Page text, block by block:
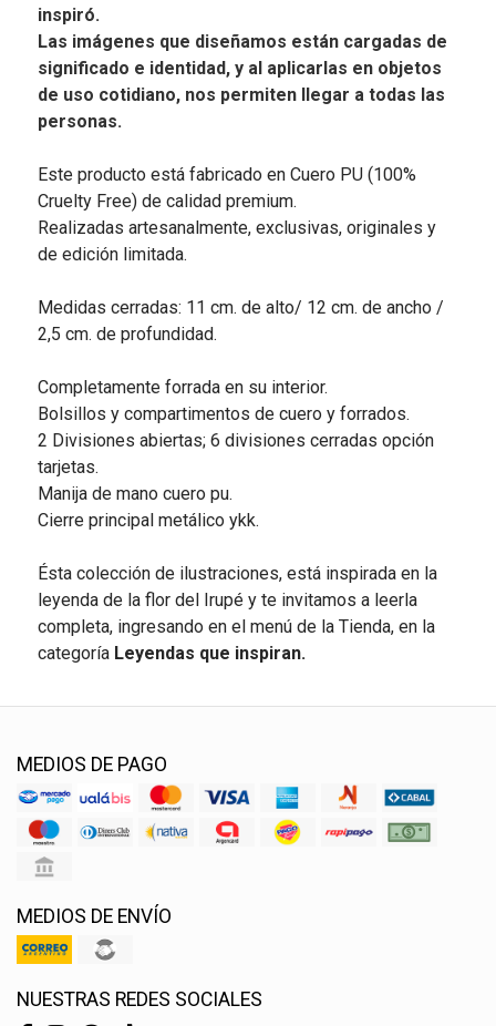
inspiró.
Las imágenes que diseñamos están cargadas de
significado e identidad, y al aplicarlas en objetos
de uso cotidiano, nos permiten llegar a todas las
personas.
Este producto está fabricado en Cuero PU (100%
Cruelty Free) de calidad premium.
Realizadas artesanalmente, exclusivas, originales y
de edición limitada.
Medidas cerradas: 11 cm. de alto/ 12 cm. de ancho /
2,5 cm. de profundidad.
Completamente forrada en su interior.
Bolsillos y compartimentos de cuero y forrados.
2 Divisiones abiertas; 6 divisiones cerradas opción
tarjetas.
Manija de mano cuero pu.
Cierre principal metálico ykk.
Ésta colección de ilustraciones, está inspirada en la
leyenda de la flor del Irupé y te invitamos a leerla
completa, ingresando en el menú de la Tienda, en la
categoría Leyendas que inspiran.
MEDIOS DE PAGO
MEDIOS DE ENVÍO
NUESTRAS REDES SOCIALES